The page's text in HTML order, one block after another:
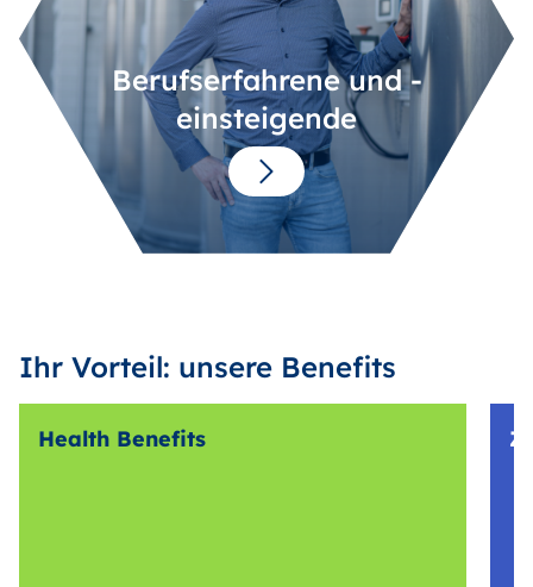
Berufserfahrene und -
einsteigende
Ihr Vorteil: unsere Benefits
Health Benefits